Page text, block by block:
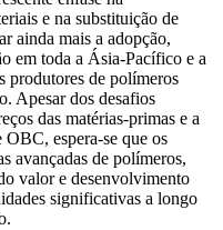
e na substituição de
ainda mais a adopção,
em toda a Ásia-Pacífico e a
produtores de polímeros
Apesar dos desafios
das matérias-primas e a
OBC, espera-se que os
avançadas de polímeros,
valor e desenvolvimento
significativas a longo